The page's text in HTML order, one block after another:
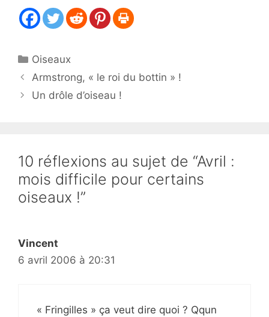
Catégories
Oiseaux
Armstrong, « le roi du bottin » !
Un drôle d’oiseau !
10 réflexions au sujet de “Avril :
mois difficile pour certains
oiseaux !”
Vincent
6 avril 2006 à 20:31
« Fringilles » ça veut dire quoi ? Qqun